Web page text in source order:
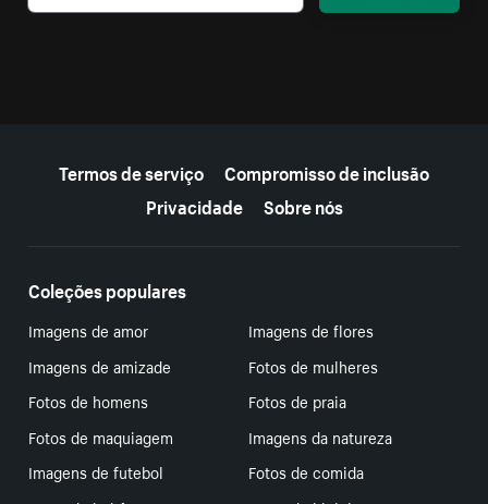
Termos de serviço
Compromisso de inclusão
Privacidade
Sobre nós
Coleções populares
Imagens de amor
Imagens de flores
Imagens de amizade
Fotos de mulheres
Fotos de homens
Fotos de praia
Fotos de maquiagem
Imagens da natureza
Imagens de futebol
Fotos de comida